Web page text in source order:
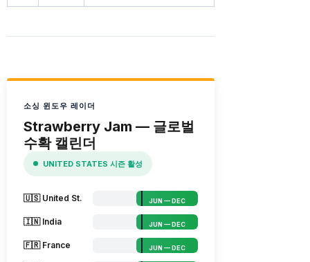
소싱 윈도우 레이더
Strawberry Jam — 글로벌
수확 캘린더
UNITED STATES 시즌 활성
🇺🇸 United St. JUN — DEC
🇮🇳 India JUN — DEC
🇫🇷 France JUN — DEC